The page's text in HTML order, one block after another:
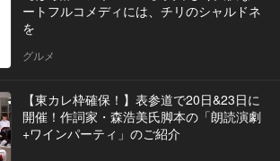
ートフルコメディには、チリのシャルドネ
を
グルメ
【東カレ枠確保！】表参道で20日&23日に
開催！作詞家・森浩美氏脚本の「朗読演劇
+ワインパーティ」のご紹介